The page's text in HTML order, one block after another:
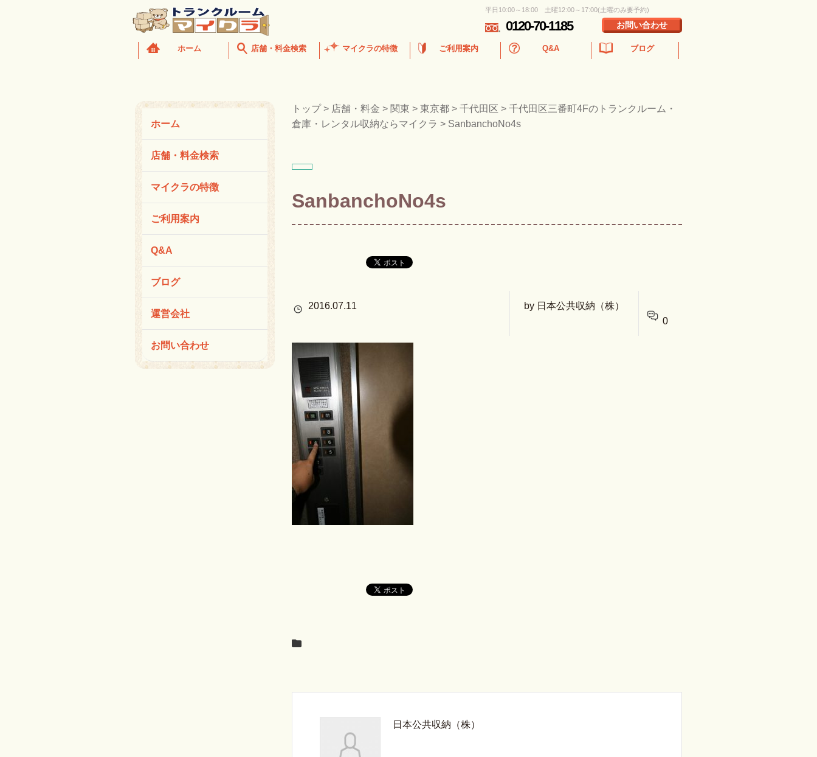
平日10:00～18:00 土曜12:00～17:00(土曜のみ要予約)
0120-70-1185 お問い合わせ
ホーム 店舗・料金検索 マイクラの特徴 ご利用案内 Q&A ブログ
トップ> 店舗・料金 > 関東 > 東京都 > 千代田区 > 千代田区三番町4Fのトランクルーム・
倉庫・レンタル収納ならマイクラ > SanbanchoNo4s
SanbanchoNo4s
2016.07.11
by 日本公共収納（株）
0
日本公共収納（株）
ホーム
店舗・料金検索
マイクラの特徴
ご利用案内
Q&A
ブログ
運営会社
お問い合わせ